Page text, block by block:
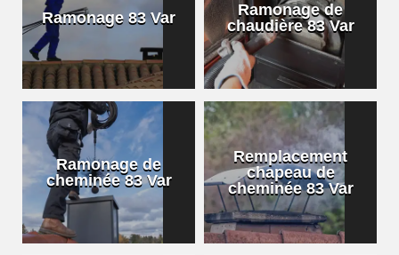
Ramonage 83 Var
Ramonage de
chaudière 83 Var
Ramonage de
cheminée 83 Var
Remplacement
chapeau de
cheminée 83 Var